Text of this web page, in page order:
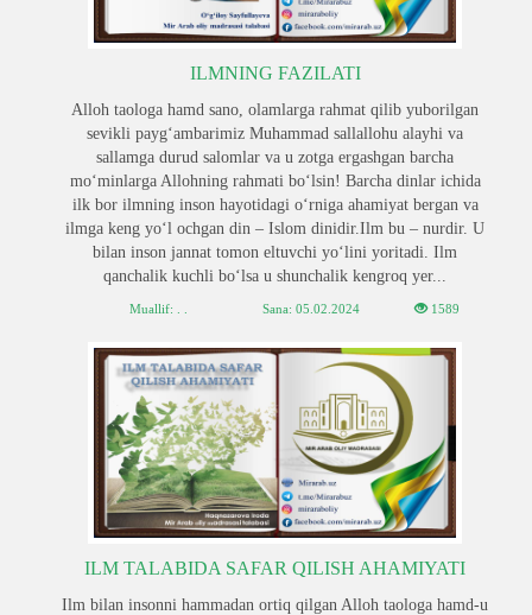
ILMNING FAZILATI
Alloh taologa hamd sano, olamlarga rahmat qilib yuborilgan
sevikli payg‘ambarimiz Muhammad sallallohu alayhi va
sallamga durud salomlar va u zotga ergashgan barcha
mo‘minlarga Allohning rahmati bo‘lsin! Barcha dinlar ichida
ilk bor ilmning inson hayotidagi o‘rniga ahamiyat bergan va
ilmga keng yo‘l ochgan din – Islom dinidir.Ilm bu – nurdir. U
bilan inson jannat tomon eltuvchi yo‘lini yoritadi. Ilm
qanchalik kuchli bo‘lsa u shunchalik kengroq yer...
Muallif: . . Sana: 05.02.2024 1589
ILM TALABIDA SAFAR QILISH AHAMIYATI
Ilm bilan insonni hammadan ortiq qilgan Alloh taologa hamd-u